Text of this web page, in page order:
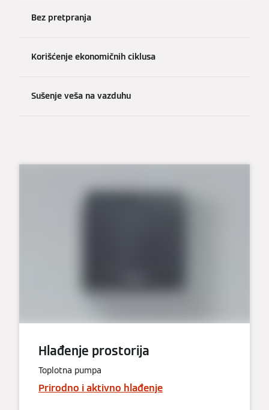
Bez pretpranja
Korišćenje ekonomičnih ciklusa
Sušenje veša na vazduhu
Hlađenje prostorija
Toplotna pumpa
Prirodno i aktivno hlađenje